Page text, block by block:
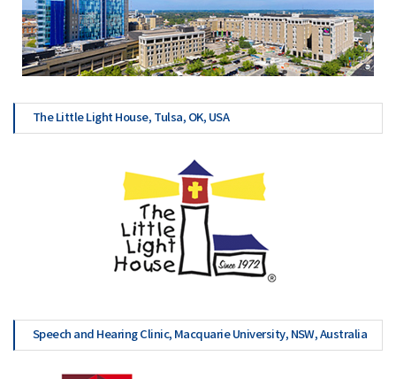
The Little Light House, Tulsa, OK, USA
Speech and Hearing Clinic, Macquarie University, NSW, Australia